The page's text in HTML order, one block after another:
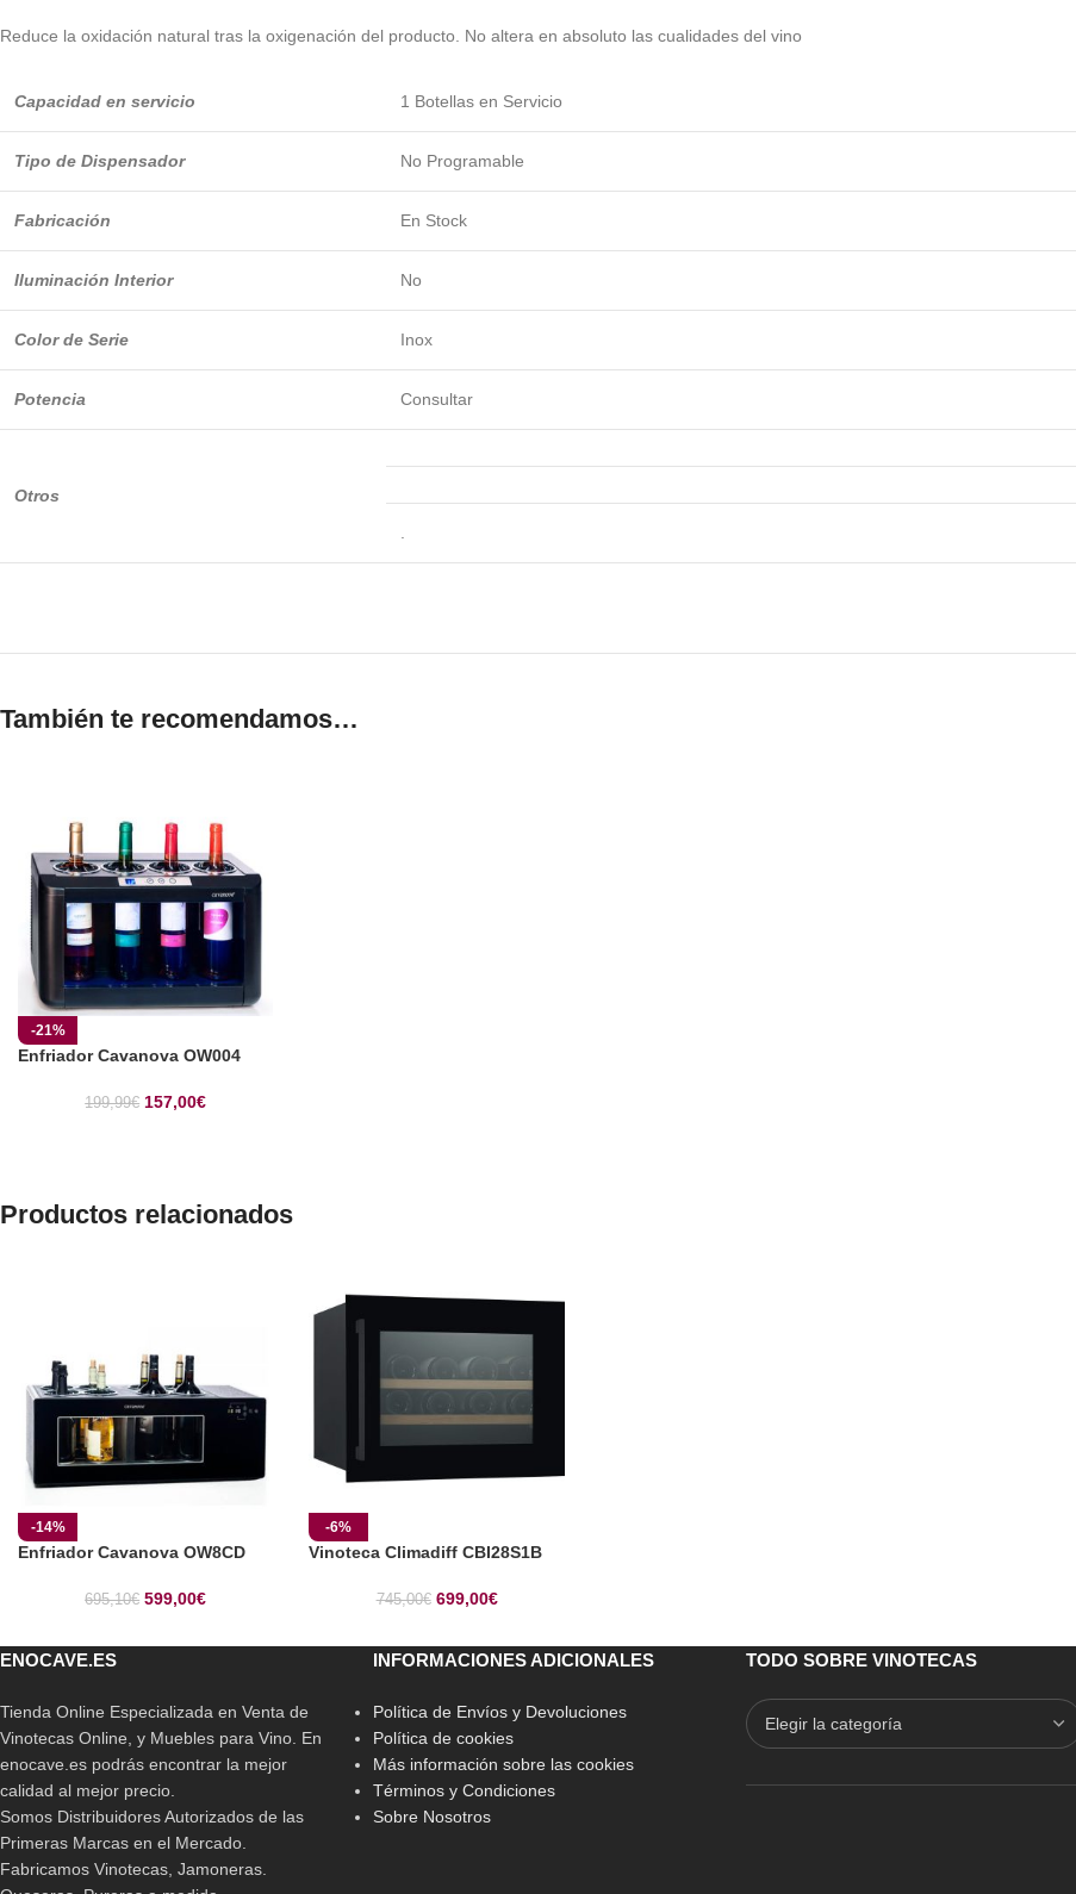
Reduce la oxidación natural tras la oxigenación del producto. No altera en absoluto las cualidades del vino
Capacidad en servicio 1 Botellas en Servicio
Tipo de Dispensador No Programable
Fabricación En Stock
Iluminación Interior No
Color de Serie Inox
Potencia Consultar
Otros
También te recomendamos…
-21%
Enfriador Cavanova OW004
199,99€ 157,00€
Productos relacionados
-14%
Enfriador Cavanova OW8CD
695,10€ 599,00€
-6%
Vinoteca Climadiff CBI28S1B
745,00€ 699,00€
ENOCAVE.ES
Tienda Online Especializada en Venta de
Vinotecas Online, y Muebles para Vino. En
enocave.es podrás encontrar la mejor
calidad al mejor precio.
Somos Distribuidores Autorizados de las
Primeras Marcas en el Mercado.
Fabricamos Vinotecas, Jamoneras.
INFORMACIONES ADICIONALES
Política de Envíos y Devoluciones
Política de cookies
Más información sobre las cookies
Términos y Condiciones
Sobre Nosotros
TODO SOBRE VINOTECAS